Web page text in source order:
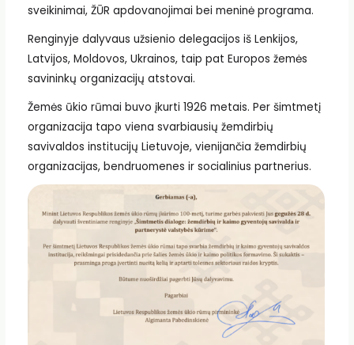
sveikinimai, ŽŪR apdovanojimai bei meninė programa.
Renginyje dalyvaus užsienio delegacijos iš Lenkijos,
Latvijos, Moldovos, Ukrainos, taip pat Europos žemės
savininkų organizacijų atstovai.
Žemės ūkio rūmai buvo įkurti 1926 metais. Per šimtmetį
organizacija tapo viena svarbiausių žemdirbių
savivaldos institucijų Lietuvoje, vienijančia žemdirbių
organizacijas, bendruomenes ir socialinius partnerius.